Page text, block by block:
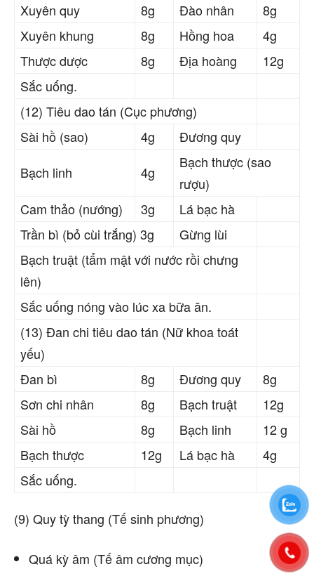
Xuyên quy
8g Đào nhân
8g
Xuyên khung
8g Hồng hoa
4g
Thược dược
8g Địa hoàng
12g
Sắc uống.
(12) Tiêu dao tán (Cục phương)
Sài hồ (sao)
4g
Đương quy
Bạch linh
4g
Bạch thược (sao
rượu)
Cam thảo (nướng)
3g
Lá bạc hà
Trần bì (bỏ cùi trắng) 3g
Gừng lùi
Bạch truật (tẩm mật với nước rồi chưng
lên)
Sắc uống nóng vào lúc xa bữa ăn.
(13) Đan chi tiêu dao tán (Nữ khoa toát
yếu)
Đan bì
8g Đương quy
8g
Sơn chi nhân
8g Bạch truật
12g
Sài hồ
8g Bạch linh
12 g
Bạch thược
12g Lá bạc hà
4g
Sắc uống.
(9) Quy tỳ thang (Tế sinh phương)
Quá kỳ âm (Tế âm cương mục)